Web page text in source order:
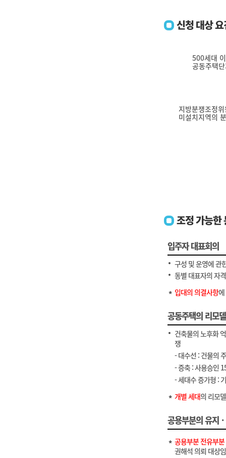
신청 대상
500세대
공동주택
지방분쟁조정
미설치지역의
조정 가능한
입주자 대표회의
구성 및 운영에 관
동별 대표자의 자
입대의 의결사항
공동주택의 리모
건축물의 노후화
쟁
- 대수선 : 건물의
- 증축 : 사용승인
- 세대수 증가형 :
개별 세대의 리모
공용부분의 유지
공용부분 전유부
권해석 의뢰 대상임